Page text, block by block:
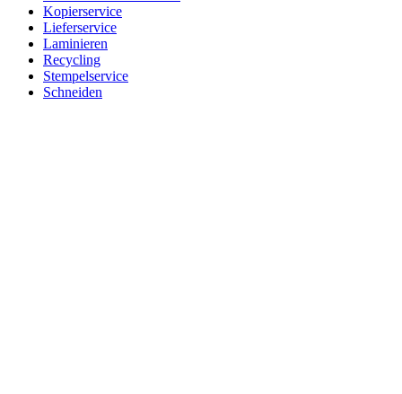
Kopierservice
Lieferservice
Laminieren
Recycling
Stempelservice
Schneiden